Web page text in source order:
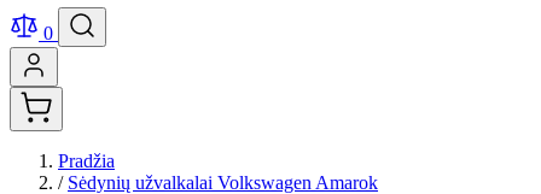
0
Pradžia
/ Sėdynių užvalkalai Volkswagen Amarok